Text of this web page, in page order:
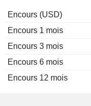
Encours (USD)
Encours 1 mois
Encours 3 mois
Encours 6 mois
Encours 12 mois